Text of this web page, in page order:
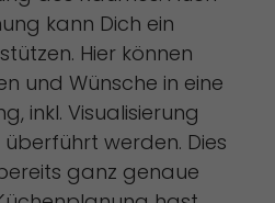
kann Dich ein
Hier können
und Wünsche in eine
inkl. Visualisierung
werden. Dies
ganz genaue